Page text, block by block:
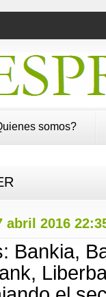
somos?
abril 2016
Bankia,